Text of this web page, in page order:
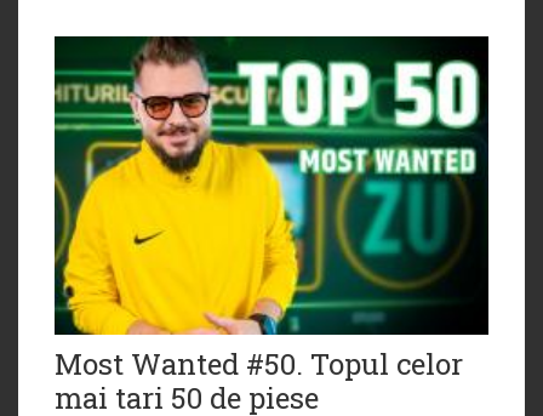
Most Wanted #50. Topul celor
mai tari 50 de piese